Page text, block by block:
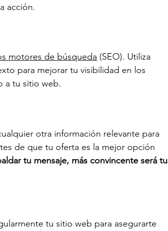
acción.
motores de búsqueda (SEO). Utiliza
para mejorar tu visibilidad en los
a tu sitio web.
otra información relevante para
de que tu oferta es la mejor opción
tu mensaje, más convincente será tu
tu sitio web para asegurarte